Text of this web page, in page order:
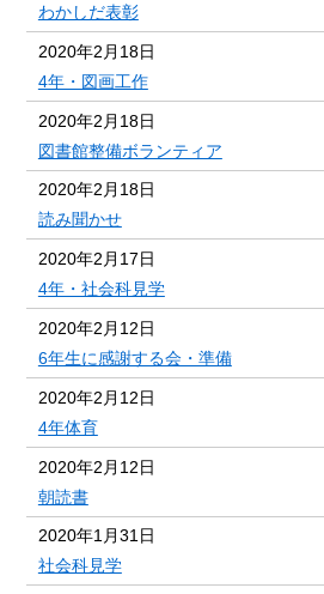
わかしだ表彰
2020年2月18日
4年・図画工作
2020年2月18日
図書館整備ボランティア
2020年2月18日
読み聞かせ
2020年2月17日
4年・社会科見学
2020年2月12日
6年生に感謝する会・準備
2020年2月12日
4年体育
2020年2月12日
朝読書
2020年1月31日
社会科見学